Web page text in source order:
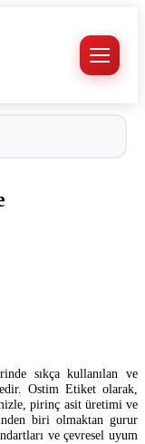
sıkça kullanılan ve
Ostim Etiket olarak,
pirinç asit üretimi ve
biri olmaktan gurur
ve çevresel uyum